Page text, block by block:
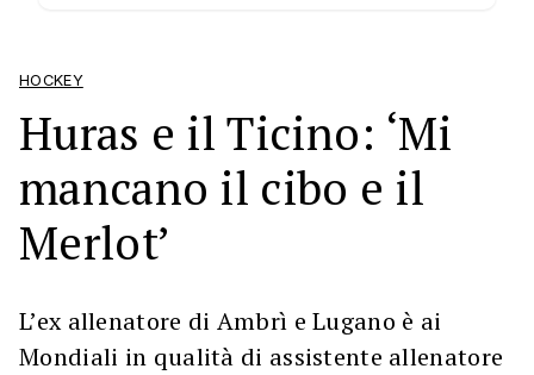
HOCKEY
Huras e il Ticino: ‘Mi
mancano il cibo e il
Merlot’
L’ex allenatore di Ambrì e Lugano è ai
Mondiali in qualità di assistente allenatore